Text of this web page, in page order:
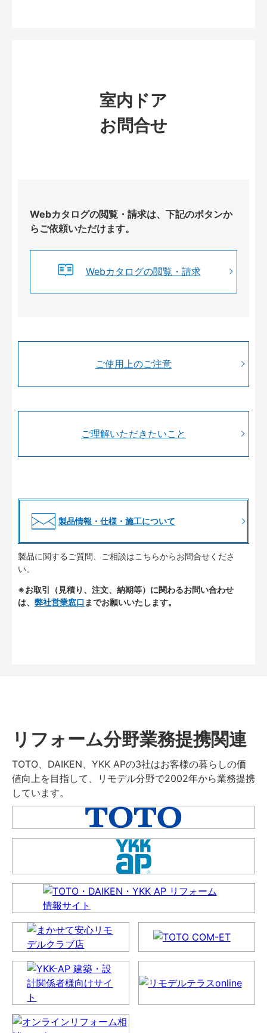
室内ドア
お問合せ
Webカタログの閲覧・請求は、下記のボタンか
らご依頼いただけます。
Webカタログの閲覧・請求
ご使用上のご注意
ご理解いただきたいこと
製品情報・仕様・施工について
製品に関するご質問、ご相談はこちらからお問合せくださ
い。
※お取引（見積り、注文、納期等）に関わるお問い合わせ
は、 弊社営業窓口 までお願いいたします。
リフォーム分野業務提携関連
TOTO、DAIKEN、YKK APの3社はお客様の暮らしの価
値向上を目指して、リモデル分野で2002年から業務提携
しています。